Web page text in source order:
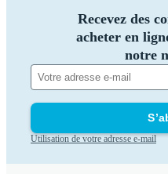
Recevez des
acheter en
notre
Utilisation de votre adresse e-mail